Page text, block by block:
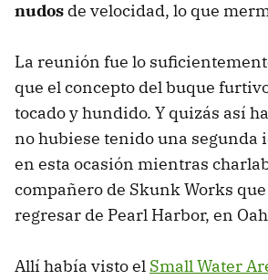
nudos de velocidad, lo que
La reunión fue lo
que el concepto del buque
tocado y hundido. Y quizás así
no hubiese tenido una segunda
en esta ocasión mientras
compañero de Skunk Works que
regresar de Pearl Harbor, en
Allí había visto el Small Water